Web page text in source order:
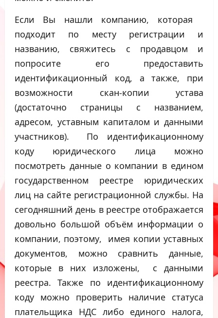
Если Вы нашли компанию, которая
подходит по месту регистрации и
названию, свяжитесь с продавцом и
попросите его предоставить
идентификационный код, а также, при
возможности скан-копии устава
(достаточно страницы с названием,
адресом, уставным капиталом и данными
участников). По идентификационному
коду юридического лица можно
посмотреть данные о компании в едином
государственном реестре юридических
лиц на сайте регистрационной службы. На
сегодняшний день в реестре отображается
довольно большой объём информации о
компании, поэтому, имея копии уставных
документов, можно сравнить данные,
которые в них изложены, с данными
реестра. Также по идентификационному
коду можно проверить наличие статуса
плательщика НДС либо единого налога,